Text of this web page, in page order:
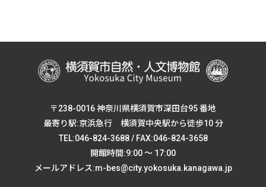
〒238-0016 神奈川県横須賀市深田台95 番地
最寄り駅:京浜急行 横須賀中央駅から徒歩10 分
TEL:046-824-3688 / FAX:046-824-3658
開館時間:9:00 ～ 17:00
メールアドレス:m-bes@city.yokosuka.kanagawa.jp